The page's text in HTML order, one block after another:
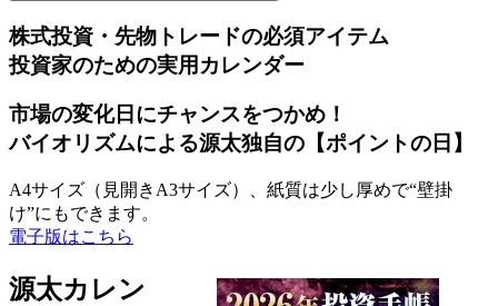
株式投資・先物トレードの必須アイテム
投資家のための実用カレンダー
市場の変化日にチャンスをつかめ！
バイオリズムによる源太独自の【ポイントの日】
A4サイズ（見開きA3サイズ）、紙質は少し厚めで“壁掛
け”にもできます。
電子版はこちら
源太カレン